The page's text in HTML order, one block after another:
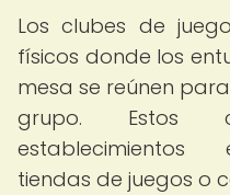
Los clubes de
físicos donde los
mesa se reúnen
grupo. Estos
establecimientos
tiendas de juegos o